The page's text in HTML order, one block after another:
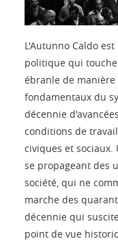
L'Autunno Caldo
politique qui
ébranle de
fondamentaux du
décennie
conditions de
civiques et
se propageant des
société, qui ne
marche des
décennie qui
point de vue